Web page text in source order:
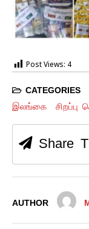
Post Views: 4
CATEGORIES
இலங்கை சிறப்பு
Share
AUTHOR